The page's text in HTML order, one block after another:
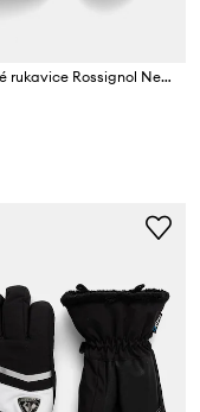
Lyžařské rukavice Rossignol New Piste